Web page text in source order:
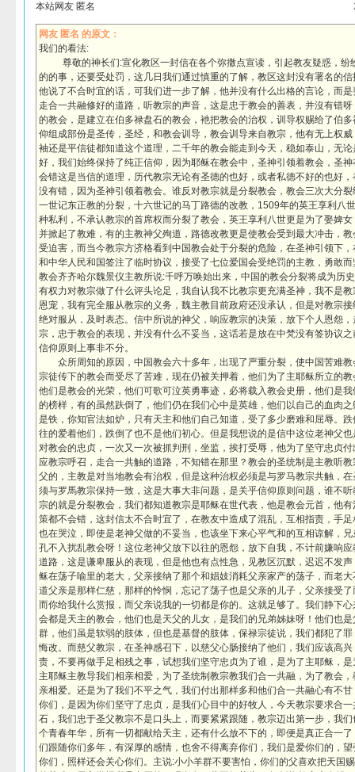
本站网友 匿名
网友 匿名 的原文：
我们的看法:
尊敬的神长们:宣化教区一封信在各个弥撒点宣读，引起教友疑惑，纷
的的事，还要受处罚，这几日我们通过慎重的了解，教区这封没有署名的
他说了不合时宜的话，可我们进一步了解，他并没有什么出格的言论，而
走合一共融修好的道路，听教宗的声音，这是忠于教会的善表，并沒有错
的教会，是建立在伯多禄盘石的教会，衪把教会的治权，训导权赐给了伯
仰组成部份是圣传，圣经，和教会训导，教会训导来自教宗，他有无上权
袖还是平信徒都知道这个道理，二千年的教会能走到今天，稳如泰山，无
好，我们始终保持了纯正信仰，因为耶稣在教会中，圣神引领着教会，圣
会错这是当信的道理，历代教宗无论有圣德的也好，或者私德不好的也好
没有错，因为圣神引领着教会。谁反对教宗就是分裂教会，教会三次大分
一世记东正教的分裂，十六世记的马丁路德的改教，1509年的英王享利八
种私利，不承认教宗的首席权而分裂了教会，英王享利八世更是为了娶婢
并掀起了教难，有的主教神父殉道，路德改教更是使教会受到最大冲击，
受迫害，而当今教宗方济格看到中国教会处于分裂的危险，在圣神引领下
和中华人民和国签注了临时协议，接受了七位爱国会受绝罚的主教，勇敢
教会齐齐哈尔魏景仪主教所说:千呼万唤始出来，中国的教会分裂将成为历
有权力对教宗做了什么评头论足，我自认我不比教宗更充满圣神，我不是
恩宠，我有完全服从教宗的义务，魏主教目前政府还没承认，但是对教宗
绝对服从，及时表态。信中所说的神父，响应教宗的决策，放下个人恩怨
宗，忠于教会的表现，并没有什么不妥当，这话若是放在中梵没有签协议
信仰原则上事非不分。
众所周知的原因，中国教会六十多年，出现了严重分裂，使中国苦难教
宗徒传下的教会而受尽了苦难，现在仍被关押着，他们为了主耶稣所立的
他们是教会的光荣，他们可歌可泣英勇事迹，必将载入教会史册，他们是
的榜样，有的虽然趺倒了，他们仍在我们心中是英雄，他们以自己的血肉
是铁，你知官法如炉，只有天主和他们自己知道，受了多少磨难和屈辱。
往的爱着他们，跌倒了也不是他们初心。但是我想说的是信中这位老神父
对教会的忠贞，一次又一次被抓判刑，坐监，挨打受辱，他为了坚守忠贞
应教宗呼召，走合一共触的道路，不知错在那里？教会的圣统制是主教听
父的，主教是对当地教会有治权，但是这种治权必须是与罗马教宗共触，
须与罗馬教宗保持一致，这是大事大非问题，是关乎信仰原则问题，谁不
宗的就是分裂教会，我们都知道教宗是耶稣在世代表，他是教会元首，他
策都不会错，这封信太不合时宜了，在教友中造成了混乱，互相指责，手
也在哭泣，即使是老神父做的不妥当，也该坐下来心平气和的互相谅解，
孔不入扰乱教会呀！这位老神父放下以往的恩怨，放下自我，不计前嫌响
道路，这是谦卑服从的表现，但是他也有点性急，见教区沉默，迟迟不发
稣在荡子喻里的老大，父亲接纳了那个和娼妓消耗父亲家产的荡子，而老
道父亲是那样仁慈，那样的怜悯，忘记了荡子也是父亲的儿子，父亲接受
而你给我什么赏报，而父亲说我的一切都是你的。这就足够了。我们静下
会都是天主的教会，他们也是天父的儿女，是我们的兄弟姊妹呀！他们也
群，他们虽是软弱的肢体，但也是基督的肢体，保禄宗徒说，我们都犯了
悔改。而慈父教宗，在圣神感召下，以慈父心肠接纳了他们，我们应该高
责，不要再做手足相残之事，试想我们坚守忠贞为了谁，是为了主耶稣，
主耶稣主教导我们相亲相爱，为了圣统制教宗教我们合一共融，为了教会
亲相爱。还是为了我们不平之气，我们付出那样多和他们合一共融心有不
你们，是因为你们坚守了忠贞，是我们心目中的好牧人，今天教宗要求合
石，我们忠于圣父教宗不是口头上，而要紧紧跟随，教宗迈出第一步，我
个青春年华，所有一切都献给天主，还有什么放不下的，即便是真正合一
们跟随你们多年，有深厚的感情，也舍不得离弃你们，我们是爱你们的，
你们，照样还会关心你们。主说:小小羊群不要害怕，你们的父喜欢把天国